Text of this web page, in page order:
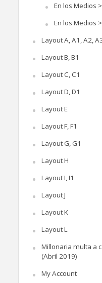
En los Medios
En los Medios
Layout A, A1, A2,
Layout B, B1
Layout C, C1
Layout D, D1
Layout E
Layout F, F1
Layout G, G1
Layout H
Layout I, I1
Layout J
Layout K
Layout L
Millonaria multa a
(Abril 2019)
My Account